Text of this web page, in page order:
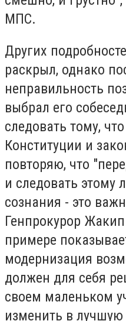
МПС.
Других
раскрыл, однако
неправильность
выбрал его
следовать тому,
Конституции и
повторяю, что
и следовать этому
сознания - это
Генпрокурор
примере
модернизация
должен для себя
своем маленьком
изменить в лучшую